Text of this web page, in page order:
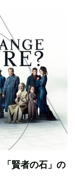
「賢者の石」の